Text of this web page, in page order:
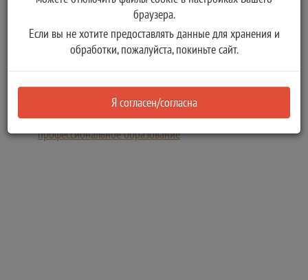
Главное управление по труду и занятости населения Тверской
области
Организация временного трудоустройства
испытывающих трудности в поиске работы, безработных
граждан в возрасте от 18 до 20 лет, имеющих среднее
профессиональное образование
браузера.
Если вы не хотите предоставлять данные для хранения и
обработки, пожалуйста, покиньте сайт.
Я согласен/согласна